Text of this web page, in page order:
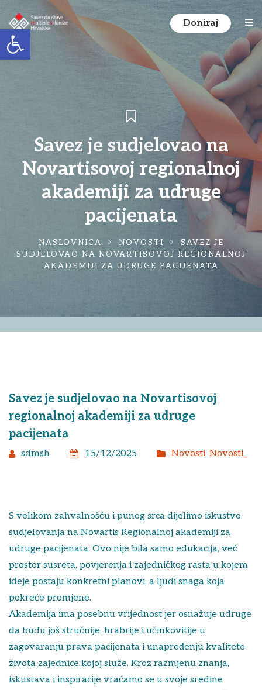
Open toolbar
Doniraj
Savez je sudjelovao na
Novartisovoj regionalnoj
akademiji za udruge
pacijenata
NASLOVNICA NOVOSTI
SAVEZ JE
SUDJELOVAO NA NOVARTISOVOJ REGIONALNOJ
AKADEMIJI ZA UDRUGE PACIJENATA
Savez je sudjelovao na Novartisovoj
regionalnoj akademiji za udruge
pacijenata
sdmsh 15/12/2025 Novosti, Novosti_
S velikom zahvalnošću i punog srca dijelimo iskustvo
sudjelovanja na Novartis Regionalnoj akademiji za
udruge pacijenata. Ovo nije bila samo edukacija, već
prostor susreta, povjerenja i zajedničkog rasta u kojem
ideje postaju konkretni planovi, a ljudi snaga koja
pokreće promjene.
Akademija ima posebnu vrijednost jer osnažuje udruge
da budu još stručnije, hrabrije i učinkovitije u
zagovaranju prava pacijenata i unapređenju kvalitete
života zajednice kojoj služe. Kroz razmjenu znanja,
iskustava i inspiracije vraćamo se u svoje sredine